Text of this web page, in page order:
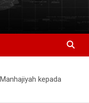
kepada